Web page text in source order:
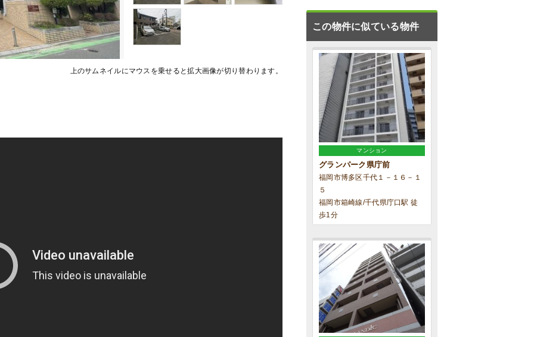
上のサムネイルにマウスを乗せると拡大画像が切り替わります。
この物件に似ている物件
マンション
グランパーク県庁前
福岡市博多区千代１－１６－１
５
福岡市箱崎線/千代県庁口駅 徒
歩1分